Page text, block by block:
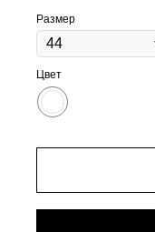
Размер
Цвет